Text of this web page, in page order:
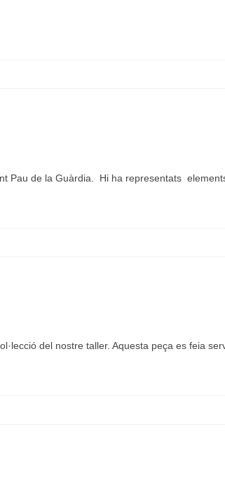
Pau de la Guàrdia. Hi ha representats
del nostre taller. Aquesta peça es feia